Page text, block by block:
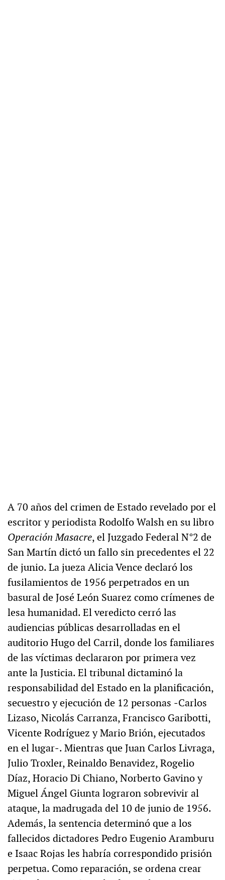
A 70 años del crimen de Estado revelado por el
escritor y periodista Rodolfo Walsh en su libro
Operación Masacre, el Juzgado Federal N°2 de
San Martín dictó un fallo sin precedentes el 22
de junio. La jueza Alicia Vence declaró los
fusilamientos de 1956 perpetrados en un
basural de José León Suarez como crímenes de
lesa humanidad. El veredicto cerró las
audiencias públicas desarrolladas en el
auditorio Hugo del Carril, donde los familiares
de las víctimas declararon por primera vez
ante la Justicia. El tribunal dictaminó la
responsabilidad del Estado en la planificación,
secuestro y ejecución de 12 personas ‒Carlos
Lizaso, Nicolás Carranza, Francisco Garibotti,
Vicente Rodríguez y Mario Brión, ejecutados
en el lugar‒. Mientras que Juan Carlos Livraga,
Julio Troxler, Reinaldo Benavidez, Rogelio
Díaz, Horacio Di Chiano, Norberto Gavino y
Miguel Ángel Giunta lograron sobrevivir al
ataque, la madrugada del 10 de junio de 1956.
Además, la sentencia determinó que a los
fallecidos dictadores Pedro Eugenio Aramburu
e Isaac Rojas les habría correspondido prisión
perpetua. Como reparación, se ordena crear